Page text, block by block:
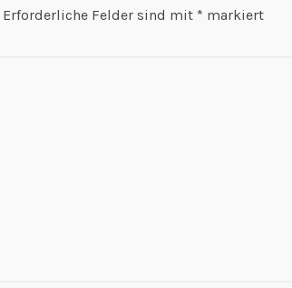
Erforderliche Felder sind mit * markiert